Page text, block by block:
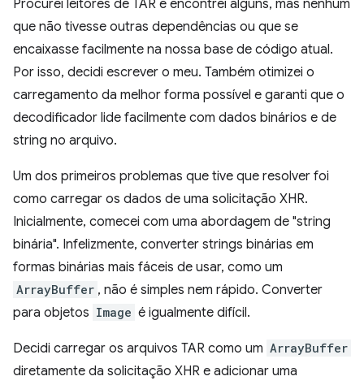
Procurei leitores de TAR e encontrei alguns, mas nenhum
que não tivesse outras dependências ou que se
encaixasse facilmente na nossa base de código atual.
Por isso, decidi escrever o meu. Também otimizei o
carregamento da melhor forma possível e garanti que o
decodificador lide facilmente com dados binários e de
string no arquivo.
Um dos primeiros problemas que tive que resolver foi
como carregar os dados de uma solicitação XHR.
Inicialmente, comecei com uma abordagem de "string
binária". Infelizmente, converter strings binárias em
formas binárias mais fáceis de usar, como um
ArrayBuffer , não é simples nem rápido. Converter
para objetos Image é igualmente difícil.
Decidi carregar os arquivos TAR como um ArrayBuffer
diretamente da solicitação XHR e adicionar uma